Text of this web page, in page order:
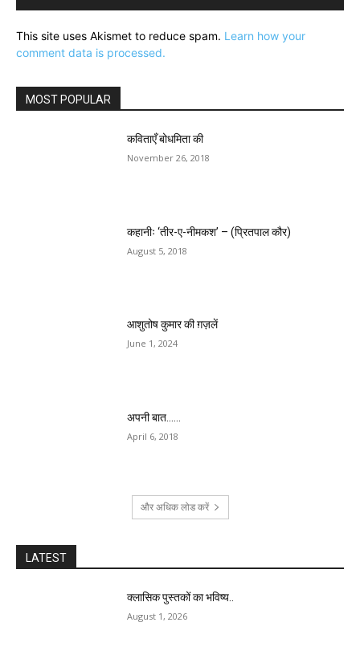
This site uses Akismet to reduce spam. Learn how your
comment data is processed.
MOST POPULAR
कविताएँ बोधमिता की
November 26, 2018
कहानीः ‘तीर-ए-नीमकश’ – (प्रितपाल कौर)
August 5, 2018
आशुतोष कुमार की ग़ज़लें
June 1, 2024
अपनी बात……
April 6, 2018
और अधिक लोड करें
LATEST
क्लासिक पुस्तकों का भविष्य..
August 1, 2026